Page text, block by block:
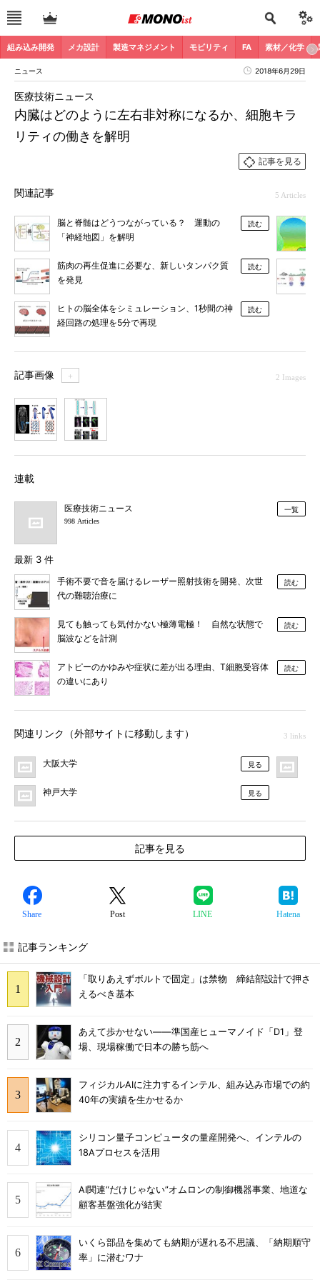
組み込み開発 メカ設計 製造マネジメント モビリティ FA 素材／化学
ニュース 2018年6月29日
内臓はどのように左右非対称になるか、細胞キラ
リティの働きを解明
医療技術ニュース
記事を見る
関連記事 5 Articles
脳と脊髄はどうつながっている？ 運動の
「神経地図」を解明
読む
筋肉の再生促進に必要な、新しいタンパク質
を発見
読む
ヒトの脳全体をシミュレーション、1秒間の神
経回路の処理を5分で再現
読む
記事画像 ＋ 2 Images
連載
医療技術ニュース
998 Articles
一覧
最新 3 件
手術不要で音を届けるレーザー照射技術を開発、次世
代の難聴治療に
読む
見ても触っても気付かない極薄電極！ 自然な状態で
脳波などを計測
読む
アトピーのかゆみや症状に差が出る理由、T細胞受容体
の違いにあり
読む
関連リンク（外部サイトに移動します） 3 links
大阪大学 見る
神戸大学 見る
記事を見る
Share Post LINE Hatena
記事ランキング
「取りあえずボルトで固定」は禁物 締結部設計で押さ
えるべき基本
あえて歩かせない――準国産ヒューマノイド「D1」登
場、現場稼働で日本の勝ち筋へ
フィジカルAIに注力するインテル、組み込み市場での約
40年の実績を生かせるか
シリコン量子コンピュータの量産開発へ、インテルの
18Aプロセスを活用
AI関連“だけじゃない”オムロンの制御機器事業、地道な
顧客基盤強化が結実
いくら部品を集めても納期が遅れる不思議、「納期順守
率」に潜むワナ